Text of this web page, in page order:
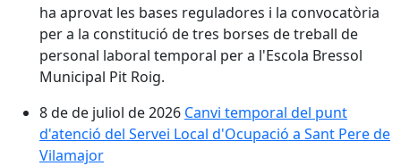
ha aprovat les bases reguladores i la convocatòria
per a la constitució de tres borses de treball de
personal laboral temporal per a l'Escola Bressol
Municipal Pit Roig.
8 de de juliol de 2026 Canvi temporal del punt
d'atenció del Servei Local d'Ocupació a Sant Pere de
Vilamajor